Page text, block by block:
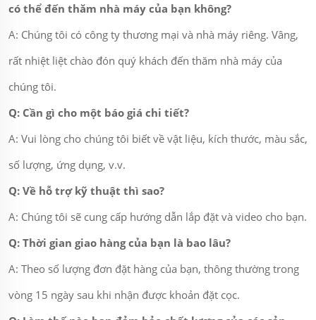
có thể đến thăm nhà máy của bạn không?
A: Chúng tôi có công ty thương mại và nhà máy riêng. Vâng,
rất nhiệt liệt chào đón quý khách đến thăm nhà máy của
chúng tôi.
Q: Cần gì cho một báo giá chi tiết?
A: Vui lòng cho chúng tôi biết về vật liệu, kích thước, màu sắc,
số lượng, ứng dụng, v.v.
Q: Về hỗ trợ kỹ thuật thì sao?
A: Chúng tôi sẽ cung cấp hướng dẫn lắp đặt và video cho bạn.
Q: Thời gian giao hàng của bạn là bao lâu?
A: Theo số lượng đơn đặt hàng của bạn, thông thường trong
vòng 15 ngày sau khi nhận được khoản đặt cọc.